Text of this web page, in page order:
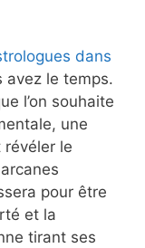
dans
avez le temps.
l’on souhaite
une
le
pour être
et la
tirant ses